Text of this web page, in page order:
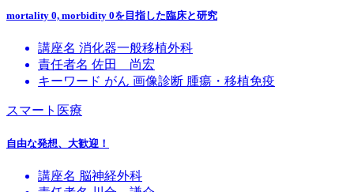
mortality 0, morbidity 0を目指した臨床と研究
講座名 消化器一般移植外科
責任者名 佐田 尚宏
キーワード がん 画像診断 腫瘍・移植免疫
スマート医療
自由な発想、大歓迎！
講座名 脳神経外科